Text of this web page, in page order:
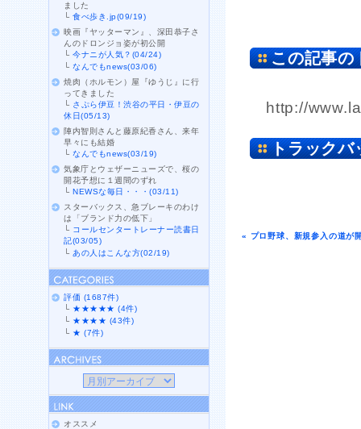
この記事の
http://
トラックバ
« プロ野球、新規参入の道が
ました
└食べ歩き.jp(09/19)
映画『ヤッターマン』、深田恭子さ
んのドロンジョ姿が初公開
└今ナニが人気？(04/24)
└なんでもnews(03/06)
焼肉（ホルモン）屋『ゆうじ』に行
ってきました
└ さぷら伊豆！渋谷の平日・伊豆の
休日(05/13)
陣内智則さんと藤原紀香さん、来年
早々にも結婚
└なんでもnews(03/19)
気象庁とウェザーニューズで、桜の
開花予想に１週間のずれ
└NEWSな毎日・・・(03/11)
スターバックス、急ブレーキのわけ
は「ブランド力の低下」
└ コールセンタートレーナー読書日
記(03/05)
└ あの人はこんな方(02/19)
評価 (1687件)
└ ★★★★★ (4件)
└ ★★★★ (43件)
└ ★ (7件)
オススメ